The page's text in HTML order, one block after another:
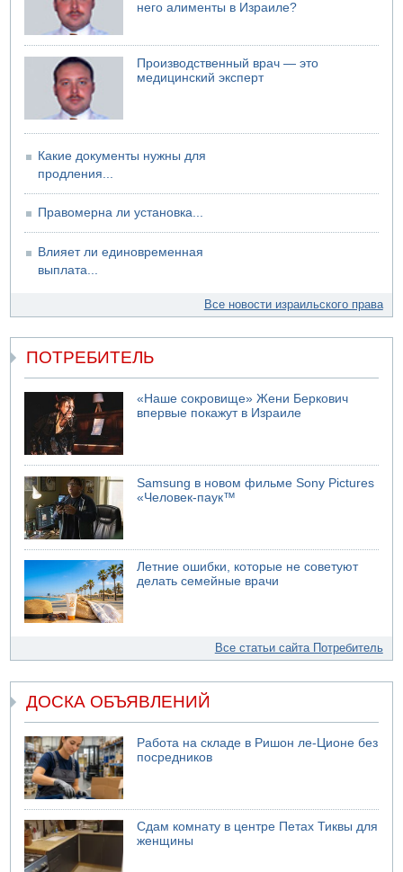
него алименты в Израиле?
Производственный врач — это
медицинский эксперт
Какие документы нужны для
продления...
Правомерна ли установка...
Влияет ли единовременная
выплата...
Все новости израильского права
ПОТРЕБИТЕЛЬ
«Наше сокровище» Жени Беркович
впервые покажут в Израиле
Samsung в новом фильме Sony Pictures
«Человек-паук™
Летние ошибки, которые не советуют
делать семейные врачи
Все статьи сайта Потребитель
ДОСКА ОБЪЯВЛЕНИЙ
Работа на складе в Ришон ле-Ционе без
посредников
Сдам комнату в центре Петах Тиквы для
женщины